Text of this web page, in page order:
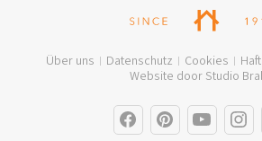
Über uns Datenschutz Cookies
Website door Studio